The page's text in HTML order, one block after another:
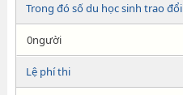
Trong đó số du học sinh trao đổi
0người
Lệ phí thi